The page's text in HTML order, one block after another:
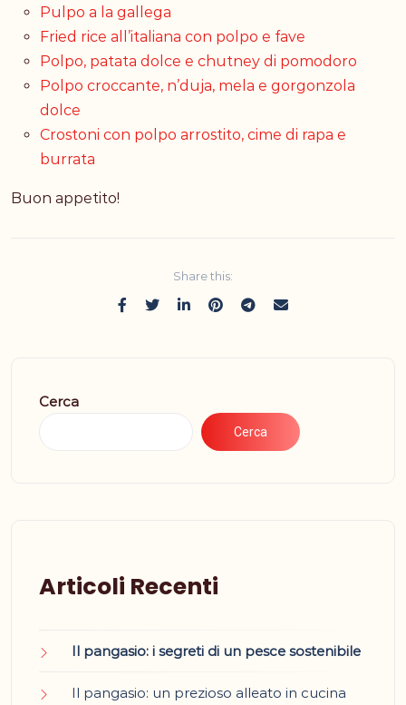
Pulpo a la gallega
Fried rice all’italiana con polpo e fave
Polpo, patata dolce e chutney di pomodoro
Polpo croccante, n’duja, mela e gorgonzola
dolce
Crostoni con polpo arrostito, cime di rapa e
burrata
Buon appetito!
Share this:
Cerca
Cerca
Articoli Recenti
Il pangasio: i segreti di un pesce sostenibile
Il pangasio: un prezioso alleato in cucina